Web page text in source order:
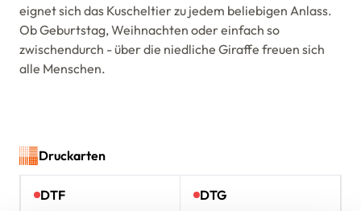
eignet sich das Kuscheltier zu jedem beliebigen Anlass.
Ob Geburtstag, Weihnachten oder einfach so
zwischendurch - über die niedliche Giraffe freuen sich
alle Menschen.
Druckarten
DTF DTG